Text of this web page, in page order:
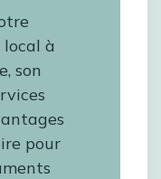
à
son
pour